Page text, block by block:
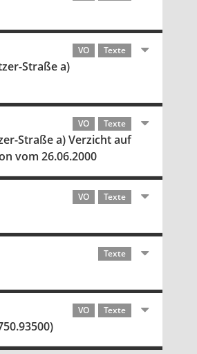
VO Texte
Straße a)
VO Texte
Straße a) Verzicht auf
vom 26.06.2000
VO Texte
Texte
VO Texte